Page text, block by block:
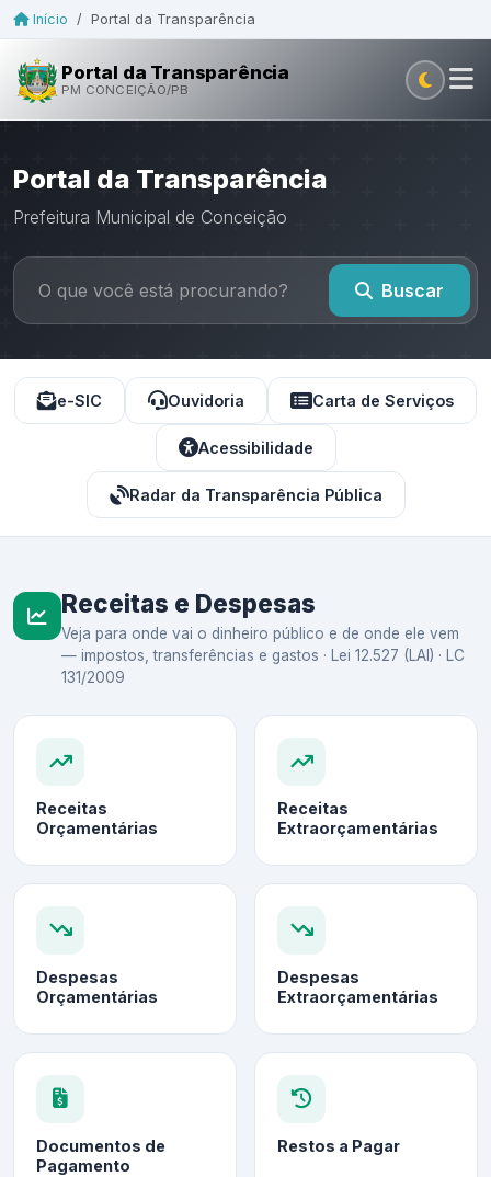
Início / Portal da Transparência
Portal da Transparência
PM CONCEIÇÃO/PB
Portal da Transparência
Prefeitura Municipal de Conceição
Buscar
e-SIC Ouvidoria Carta de Serviços
Acessibilidade
Radar da Transparência Pública
Receitas e Despesas
Veja para onde vai o dinheiro público e de onde ele vem
— impostos, transferências e gastos · Lei 12.527 (LAI) · LC
131/2009
Receitas
Orçamentárias
Receitas
Extraorçamentárias
Despesas
Orçamentárias
Despesas
Extraorçamentárias
Documentos de
Pagamento
Restos a Pagar